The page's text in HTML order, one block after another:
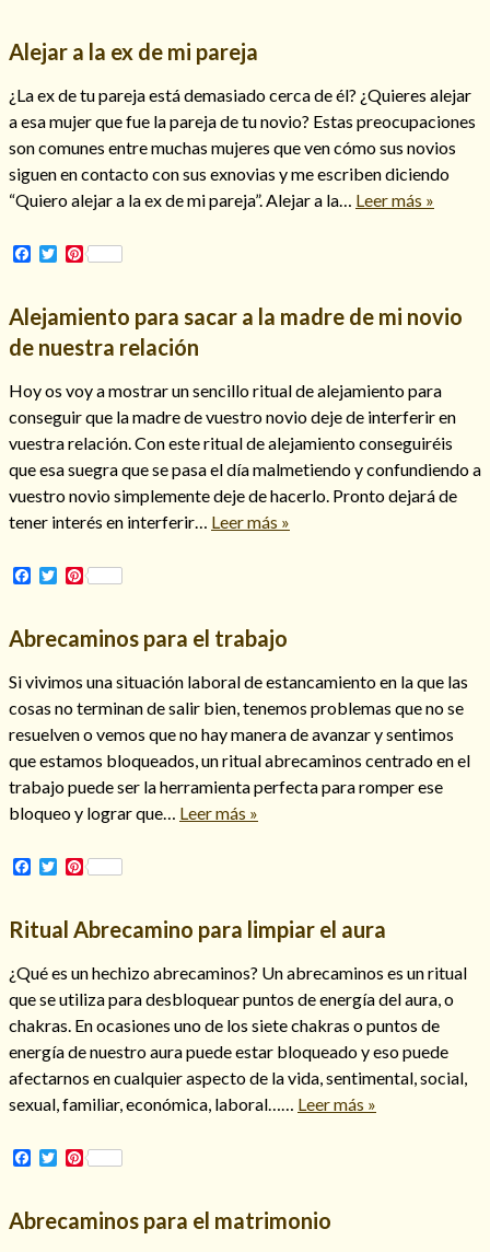
Endulzamiento
Consulta de tarot online
Tu consulta al tarot
Amarres(145)
Cartomancia(117)
Cómo recuperar a mi ex(190)
Endulzamiento(112)
Hechizo de amor(593)
Infidelidad(104)
Rituales(72)
Alejar a la ex de mi pareja
¿La ex de tu pareja está demasiado cerca de él? ¿Quieres alejar
a esa mujer que fue la pareja de tu novio? Estas preocupaciones
son comunes entre muchas mujeres que ven cómo sus novios
siguen en contacto con sus exnovias y me escriben diciendo
“Quiero alejar a la ex de mi pareja”. Alejar a la… Leer más »
Facebook
Twitter
Pinterest
Alejamiento para sacar a la madre de mi novio
de nuestra relación
Hoy os voy a mostrar un sencillo ritual de alejamiento para
conseguir que la madre de vuestro novio deje de interferir en
vuestra relación. Con este ritual de alejamiento conseguiréis
que esa suegra que se pasa el día malmetiendo y confundiendo a
vuestro novio simplemente deje de hacerlo. Pronto dejará de
tener interés en interferir… Leer más »
Facebook
Twitter
Pinterest
Abrecaminos para el trabajo
Si vivimos una situación laboral de estancamiento en la que las
cosas no terminan de salir bien, tenemos problemas que no se
resuelven o vemos que no hay manera de avanzar y sentimos
que estamos bloqueados, un ritual abrecaminos centrado en el
trabajo puede ser la herramienta perfecta para romper ese
bloqueo y lograr que… Leer más »
Facebook
Twitter
Pinterest
Ritual Abrecamino para limpiar el aura
¿Qué es un hechizo abrecaminos? Un abrecaminos es un ritual
que se utiliza para desbloquear puntos de energía del aura, o
chakras. En ocasiones uno de los siete chakras o puntos de
energía de nuestro aura puede estar bloqueado y eso puede
afectarnos en cualquier aspecto de la vida, sentimental, social,
sexual, familiar, económica, laboral…… Leer más »
Facebook
Twitter
Pinterest
Abrecaminos para el matrimonio